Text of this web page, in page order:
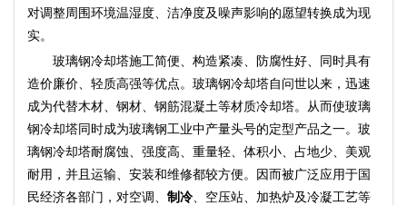
对调整周围环境温湿度、洁净度及噪声影响的愿望转换成为现
实。
玻璃钢冷却塔施工简便、构造紧凑、防腐性好、同时具有
造价廉价、轻质高强等优点。玻璃钢冷却塔自问世以来，迅速
成为代替木材、钢材、钢筋混凝土等材质冷却塔。从而使玻璃
钢冷却塔同时成为玻璃钢工业中产量头号的定型产品之一。玻
璃钢冷却塔耐腐蚀、强度高、重量轻、体积小、占地少、美观
耐用，并且运输、安装和维修都较方便。因而被广泛应用于国
民经济各部门，对空调、 制冷、空压站、加热炉及冷凝工艺等